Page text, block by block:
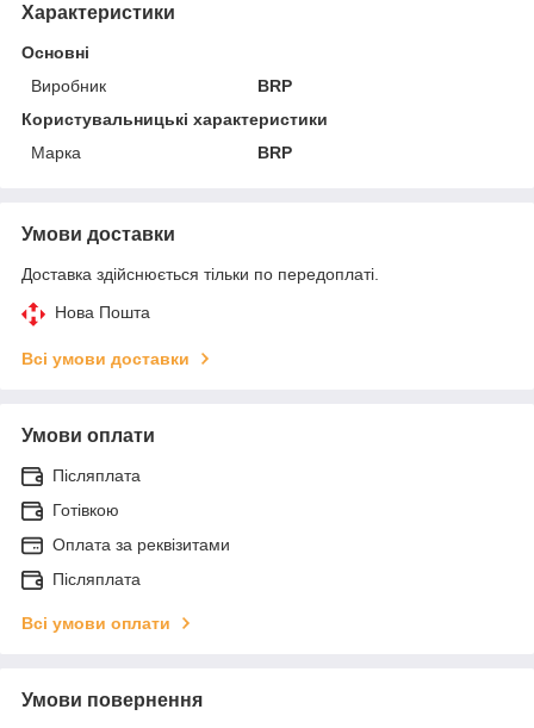
Характеристики
Основні
Виробник
BRP
Користувальницькі характеристики
Марка
BRP
Умови доставки
Доставка здійснюється тільки по передоплаті.
Нова Пошта
Всі умови доставки
Умови оплати
Післяплата
Готівкою
Оплата за реквізитами
Післяплата
Всі умови оплати
Умови повернення